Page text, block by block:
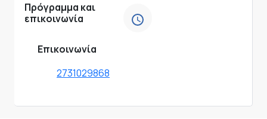
Πρόγραμμα και
επικοινωνία
Επικοινωνία
2731029868